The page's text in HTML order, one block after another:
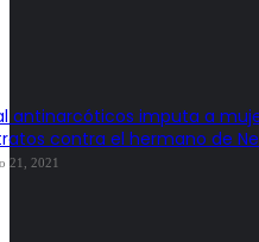
antinarcóticos imputa a
contra el hermano de
21, 2021